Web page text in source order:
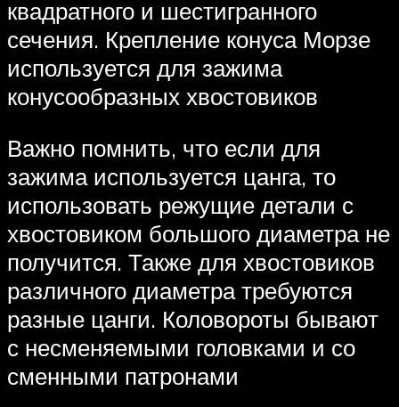
квадратного и шестигранного
сечения. Крепление конуса Морзе
используется для зажима
конусообразных хвостовиков
Важно помнить, что если для
зажима используется цанга, то
использовать режущие детали с
хвостовиком большого диаметра не
получится. Также для хвостовиков
различного диаметра требуются
разные цанги. Коловороты бывают
с несменяемыми головками и со
сменными патронами